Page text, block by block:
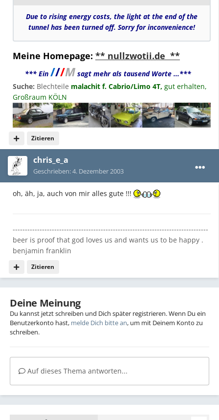
Zitieren
Due to rising energy costs, the light at the end of the
tunnel has been turned off. Sorry for inconvenience!
Meine Homepage: ** nullzwotii.de **
*** Ein ///M sagt mehr als tausend Worte ...***
Suche: Blechteile malachit f. Cabrio/Limo 4T, gut erhalten,
Großraum KÖLN
chris_e_a
Geschrieben:4. Dezember 2003
oh, äh, ja, auch von mir alles gute !!!
Zitieren
--------------------------------------------------------------------------------
beer is proof that god loves us and wants us to be happy .
benjamin franklin
Deine Meinung
Du kannst jetzt schreiben und Dich später registrieren. Wenn Du ein
Benutzerkonto hast, melde Dich bitte an, um mit Deinem Konto zu
schreiben.
Auf dieses Thema antworten...